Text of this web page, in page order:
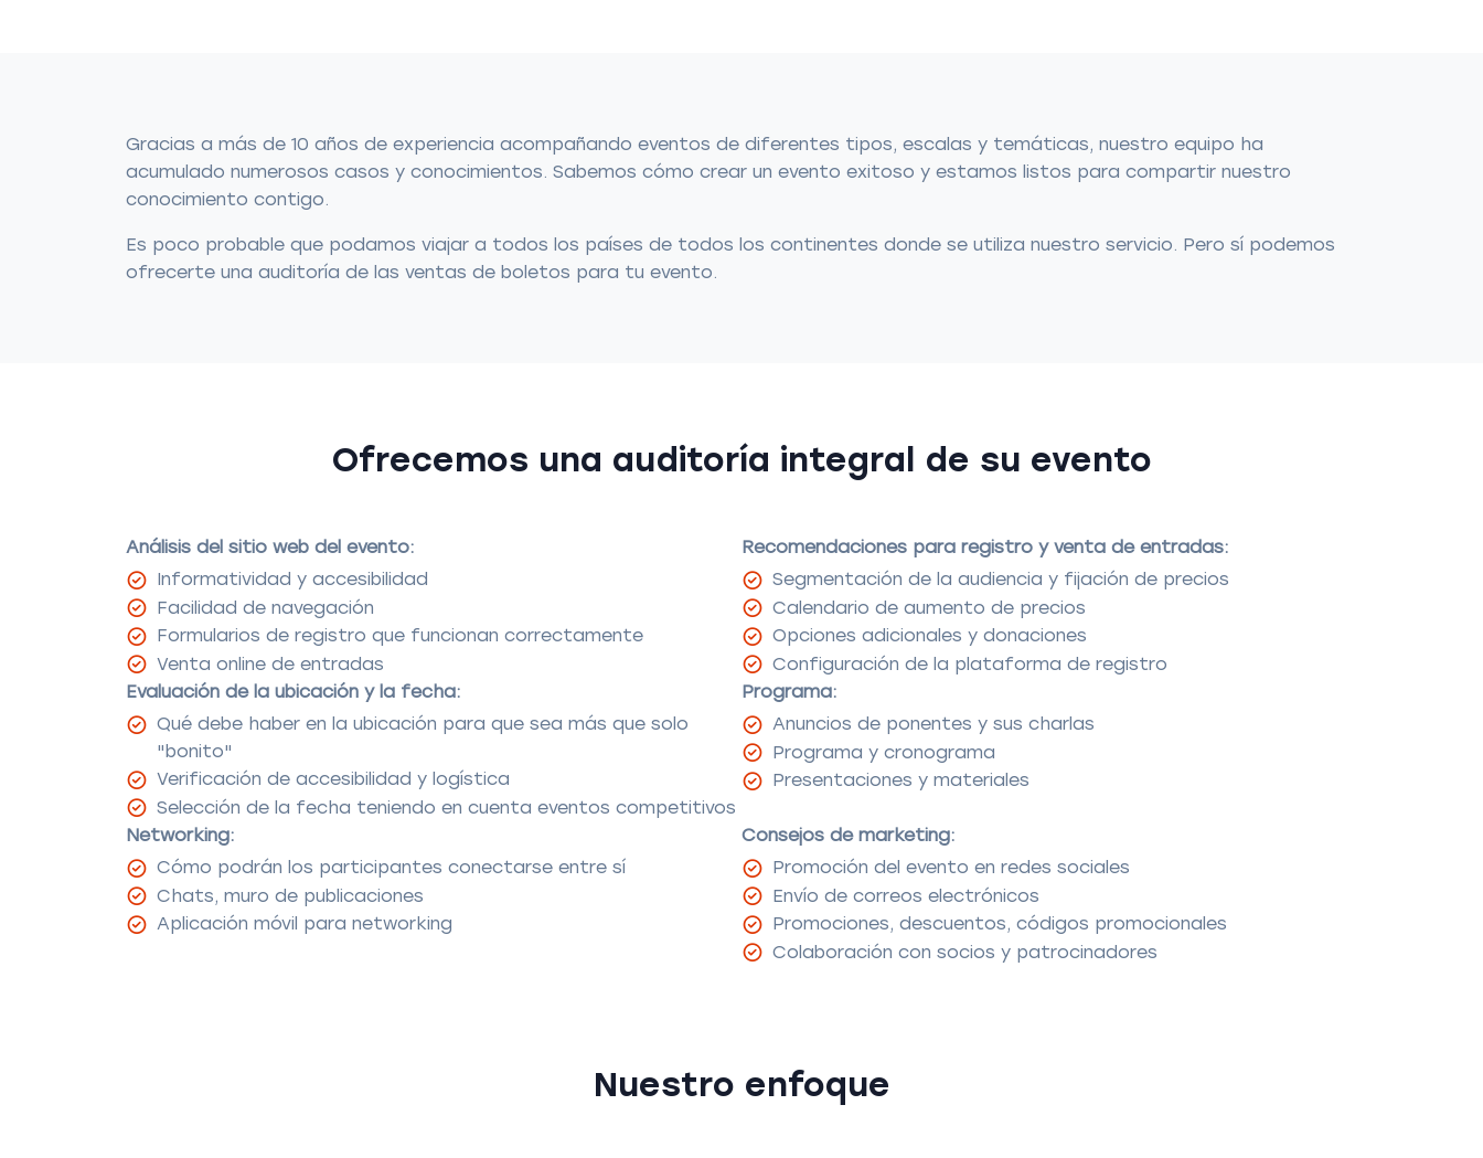
Gracias a más de 10 años de experiencia acompañando eventos de diferentes tipos, escalas y temáticas, nuestro equipo ha
acumulado numerosos casos y conocimientos. Sabemos cómo crear un evento exitoso y estamos listos para compartir nuestro
conocimiento contigo.
Es poco probable que podamos viajar a todos los países de todos los continentes donde se utiliza nuestro servicio. Pero sí podemos
ofrecerte una auditoría de las ventas de boletos para tu evento.
Ofrecemos una auditoría integral de su evento
Análisis del sitio web del evento:
Informatividad y accesibilidad
Facilidad de navegación
Formularios de registro que funcionan correctamente
Venta online de entradas
Recomendaciones para registro y venta de entradas:
Segmentación de la audiencia y fijación de precios
Calendario de aumento de precios
Opciones adicionales y donaciones
Configuración de la plataforma de registro
Evaluación de la ubicación y la fecha:
Qué debe haber en la ubicación para que sea más que solo
"bonito"
Verificación de accesibilidad y logística
Selección de la fecha teniendo en cuenta eventos competitivos
Programa:
Anuncios de ponentes y sus charlas
Programa y cronograma
Presentaciones y materiales
Networking:
Cómo podrán los participantes conectarse entre sí
Chats, muro de publicaciones
Aplicación móvil para networking
Consejos de marketing:
Promoción del evento en redes sociales
Envío de correos electrónicos
Promociones, descuentos, códigos promocionales
Colaboración con socios y patrocinadores
Nuestro enfoque